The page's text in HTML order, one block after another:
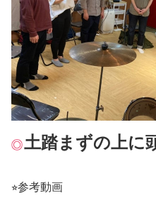
土踏まずの上に
⭐︎参考動画